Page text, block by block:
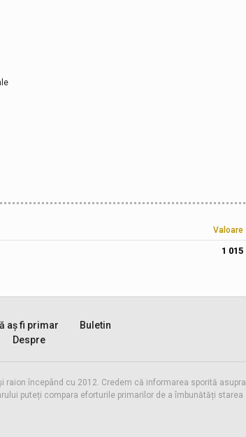
Valoare
1 015
aș fi primar
Buletin
Despre
începând cu 2012. Credem că informarea sporită asupra
puteți compara eforturile primarilor de a îmbunătăți starea